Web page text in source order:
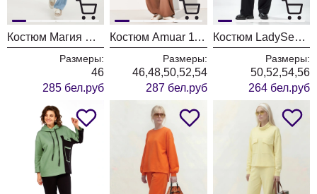
Костюм Магия Моды 2684 голубой
Размеры:
46
285 бел.руб
Костюм Amuar 1116
Размеры:
46,48,50,52,54
287 бел.руб
Костюм LadySecret 25227
Размеры:
50,52,54,56
264 бел.руб